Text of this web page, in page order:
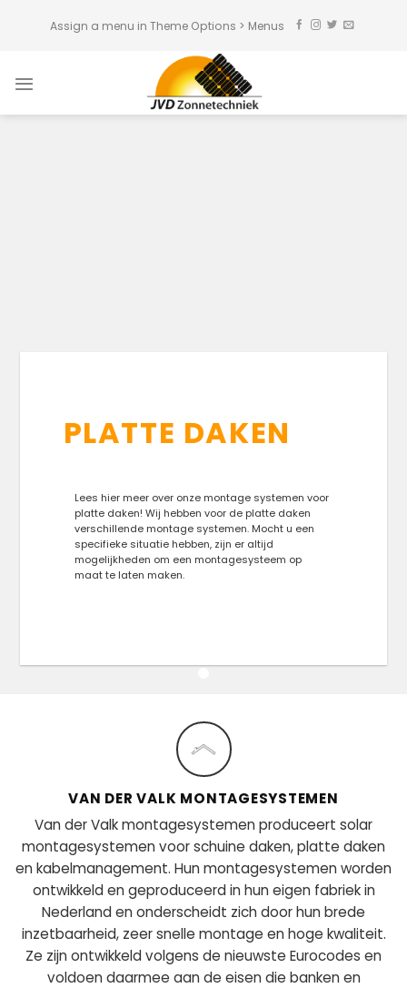
Assign a menu in Theme Options > Menus
PLATTE DAKEN
Lees hier meer over onze montage systemen voor
platte daken! Wij hebben voor de platte daken
verschillende montage systemen. Mocht u een
specifieke situatie hebben, zijn er altijd
mogelijkheden om een montagesysteem op
maat te laten maken.
VAN DER VALK MONTAGESYSTEMEN
Van der Valk montagesystemen produceert solar
montagesystemen voor schuine daken, platte daken
en kabelmanagement. Hun montagesystemen worden
ontwikkeld en geproduceerd in hun eigen fabriek in
Nederland en onderscheidt zich door hun brede
inzetbaarheid, zeer snelle montage en hoge kwaliteit.
Ze zijn ontwikkeld volgens de nieuwste Eurocodes en
voldoen daarmee aan de eisen die banken en